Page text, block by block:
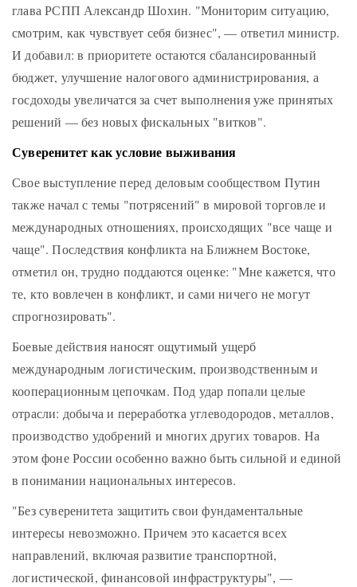
глава РСПП Александр Шохин. "Мониторим ситуацию,
смотрим, как чувствует себя бизнес", — ответил министр.
И добавил: в приоритете остаются сбалансированный
бюджет, улучшение налогового администрирования, а
госдоходы увеличатся за счет выполнения уже принятых
решений — без новых фискальных "витков".
Суверенитет как условие выживания
Свое выступление перед деловым сообществом Путин
также начал с темы "потрясений" в мировой торговле и
международных отношениях, происходящих "все чаще и
чаще". Последствия конфликта на Ближнем Востоке,
отметил он, трудно поддаются оценке: "Мне кажется, что
те, кто вовлечен в конфликт, и сами ничего не могут
спрогнозировать".
Боевые действия наносят ощутимый ущерб
международным логистическим, производственным и
кооперационным цепочкам. Под удар попали целые
отрасли: добыча и переработка углеводородов, металлов,
производство удобрений и многих других товаров. На
этом фоне России особенно важно быть сильной и единой
в понимании национальных интересов.
"Без суверенитета защитить свои фундаментальные
интересы невозможно. Причем это касается всех
направлений, включая развитие транспортной,
логистической, финансовой инфраструктуры", —